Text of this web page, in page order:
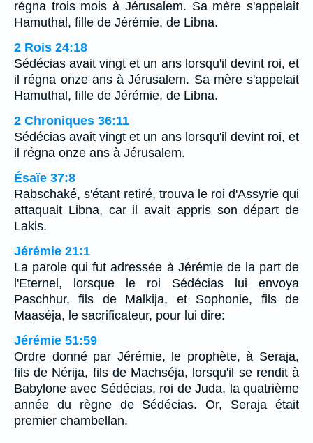
régna trois mois à Jérusalem. Sa mère s'appelait
Hamuthal, fille de Jérémie, de Libna.
2 Rois 24:18
Sédécias avait vingt et un ans lorsqu'il devint roi, et
il régna onze ans à Jérusalem. Sa mère s'appelait
Hamuthal, fille de Jérémie, de Libna.
2 Chroniques 36:11
Sédécias avait vingt et un ans lorsqu'il devint roi, et
il régna onze ans à Jérusalem.
Ésaïe 37:8
Rabschaké, s'étant retiré, trouva le roi d'Assyrie qui
attaquait Libna, car il avait appris son départ de
Lakis.
Jérémie 21:1
La parole qui fut adressée à Jérémie de la part de
l'Eternel, lorsque le roi Sédécias lui envoya
Paschhur, fils de Malkija, et Sophonie, fils de
Maaséja, le sacrificateur, pour lui dire:
Jérémie 51:59
Ordre donné par Jérémie, le prophète, à Seraja,
fils de Nérija, fils de Machséja, lorsqu'il se rendit à
Babylone avec Sédécias, roi de Juda, la quatrième
année du règne de Sédécias. Or, Seraja était
premier chambellan.